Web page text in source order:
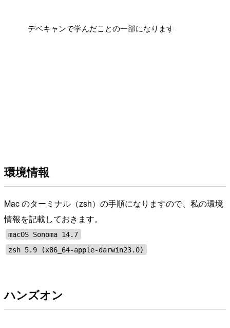
デベキャンで学んだことの一部になります
環境情報
Mac のターミナル（zsh）の手順になりますので、私の環境
情報を記載しておきます。
macOS Sonoma 14.7
zsh 5.9 (x86_64-apple-darwin23.0)
ハンズオン